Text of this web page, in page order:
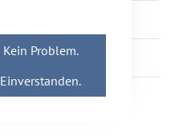
Kein Problem.
Einverstanden.